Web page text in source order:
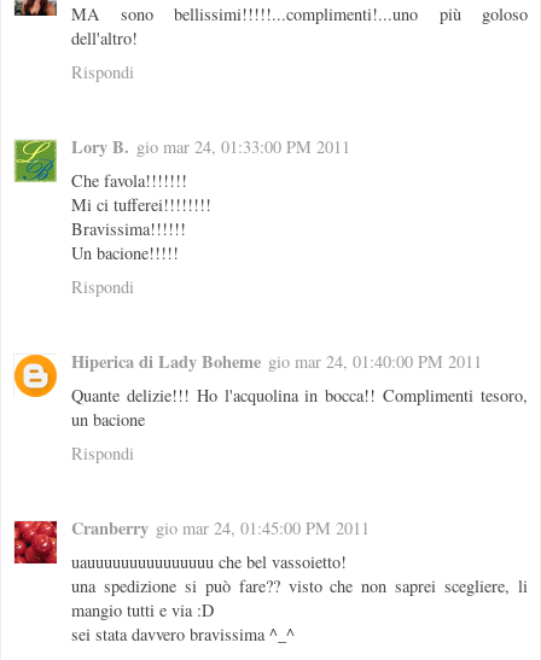
MA sono bellissimi!!!!!...complimenti!...uno più goloso
dell'altro!
Rispondi
Lory B. gio mar 24, 01:33:00 PM 2011
Che favola!!!!!!!
Mi ci tufferei!!!!!!!!
Bravissima!!!!!!
Un bacione!!!!!
Rispondi
Hiperica di Lady Boheme gio mar 24, 01:40:00 PM 2011
Quante delizie!!! Ho l'acquolina in bocca!! Complimenti tesoro,
un bacione
Rispondi
Cranberry gio mar 24, 01:45:00 PM 2011
uauuuuuuuuuuuuuuu che bel vassoietto!
una spedizione si può fare?? visto che non saprei scegliere, li
mangio tutti e via :D
sei stata davvero bravissima ^_^